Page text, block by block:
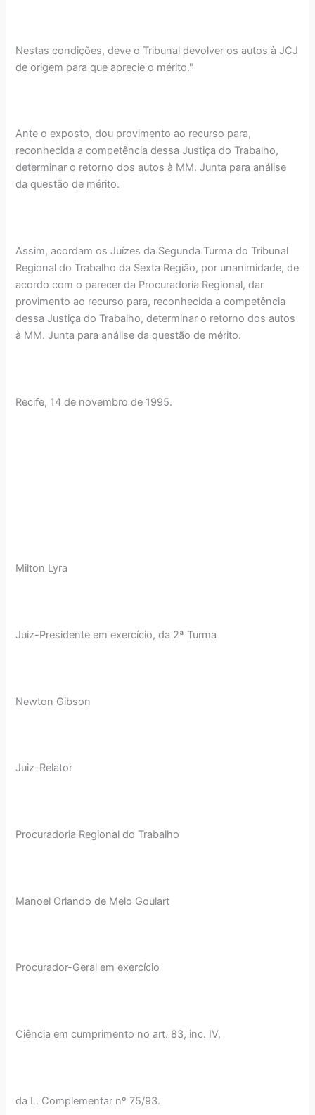
Nestas condições, deve o Tribunal devolver os autos à JCJ
de origem para que aprecie o mérito."
Ante o exposto, dou provimento ao recurso para,
reconhecida a competência dessa Justiça do Trabalho,
determinar o retorno dos autos à MM. Junta para análise
da questão de mérito.
Assim, acordam os Juízes da Segunda Turma do Tribunal
Regional do Trabalho da Sexta Região, por unanimidade, de
acordo com o parecer da Procuradoria Regional, dar
provimento ao recurso para, reconhecida a competência
dessa Justiça do Trabalho, determinar o retorno dos autos
à MM. Junta para análise da questão de mérito.
Recife, 14 de novembro de 1995.
Milton Lyra
Juiz-Presidente em exercício, da 2ª Turma
Newton Gibson
Juiz-Relator
Procuradoria Regional do Trabalho
Manoel Orlando de Melo Goulart
Procurador-Geral em exercício
Ciência em cumprimento no art. 83, inc. IV,
da L. Complementar nº 75/93.